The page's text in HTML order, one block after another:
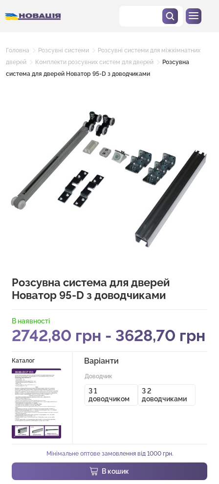
Головна Розсувні системи
Розсувні системи для міжкімнатних
дверей
Комплекти розсувних систем для дверей
Розсувна
система для дверей Новатор 95-D з доводчиками
Розсувна система для дверей
Новатор 95-D з доводчиками
В наявності
2742,80 грн - 3628,70 грн
Каталог Варіанти
Доводчик
З 1
доводчиком
З 2
доводчиками
Мінімальне оптове замовлення від 1000 грн.
В кошик